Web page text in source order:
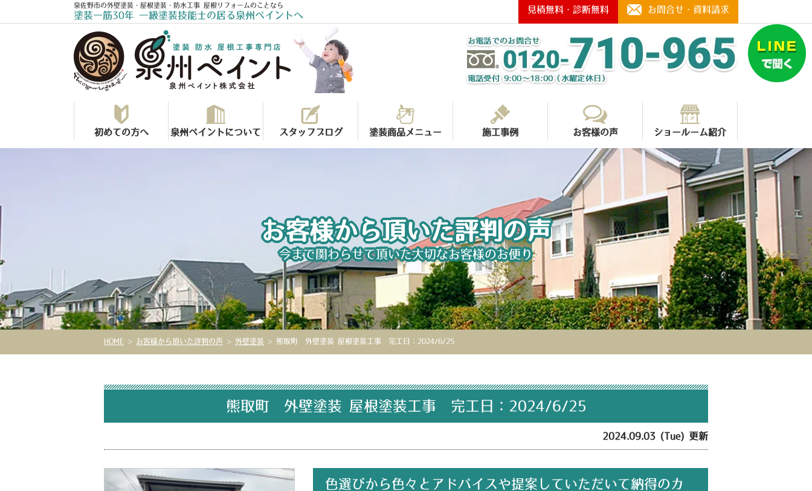
泉佐野市の外壁塗装・屋根塗装・防水工事 屋根リフォームのことなら
塗装一筋30年 一級塗装技能士の居る泉州ペイントへ
見積無料・診断無料 お問合せ・資料請求
初めての方へ 泉州ペイントについて スタッフブログ 塗装商品メニュー 施工事例 お客様の声 ショールーム紹介
お客様から頂いた評判の声
今まで関わらせて頂いた大切なお客様のお便り
HOME > お客様から頂いた評判の声 > 外壁塗装 > 熊取町 外壁塗装 屋根塗装工事 完工日：2024/6/25
熊取町 外壁塗装 屋根塗装工事 完工日：2024/6/25
2024.09.03 (Tue) 更新
色選びから色々とアドバイスや提案していただいて納得のカ